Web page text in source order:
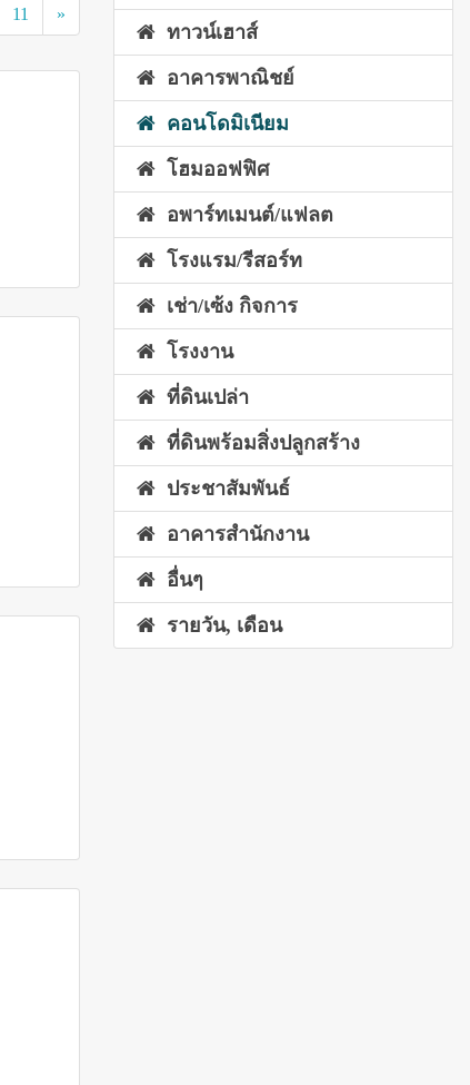
11 »
ทาวน์เฮาส์
อาคารพาณิชย์
คอนโดมิเนียม
โฮมออฟฟิศ
อพาร์ทเมนต์/แฟลต
โรงแรม/รีสอร์ท
เช่า/เซ้ง กิจการ
โรงงาน
ที่ดินเปล่า
ที่ดินพร้อมสิ่งปลูกสร้าง
ประชาสัมพันธ์
อาคารสำนักงาน
อื่นๆ
รายวัน, เดือน